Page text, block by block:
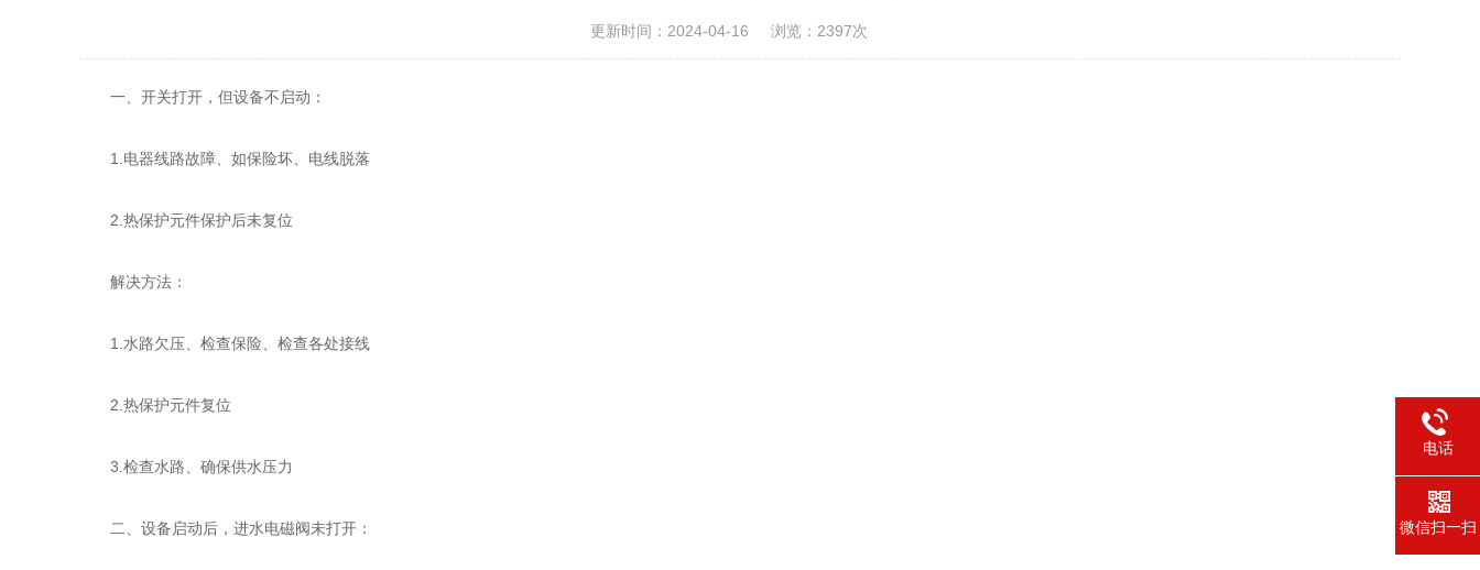
更新时间：2024-04-16 浏览：2397次
一、开关打开，但设备不启动：
1.电器线路故障、如保险坏、电线脱落
2.热保护元件保护后未复位
解决方法：
1.水路欠压、检查保险、检查各处接线
2.热保护元件复位
3.检查水路、确保供水压力
二、设备启动后，进水电磁阀未打开：
电话
微信扫一扫